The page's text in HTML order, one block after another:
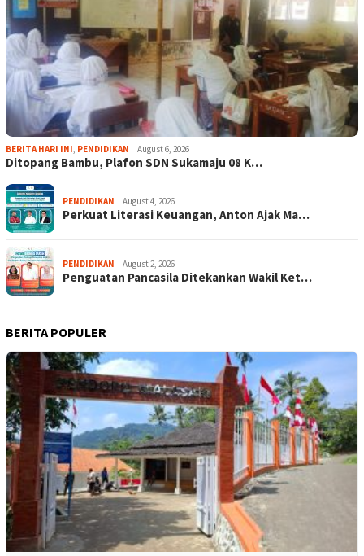
BERITA HARI INI, PENDIDIKAN August 6, 2026
Ditopang Bambu, Plafon SDN Sukamaju 08 K…
PENDIDIKAN August 4, 2026
Perkuat Literasi Keuangan, Anton Ajak Ma…
PENDIDIKAN August 2, 2026
Penguatan Pancasila Ditekankan Wakil Ket…
BERITA POPULER